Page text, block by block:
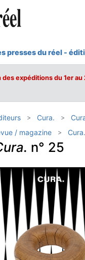
presses du réel -
expéditions du 1er
Cura.
/ magazine
Cura.
n° 25